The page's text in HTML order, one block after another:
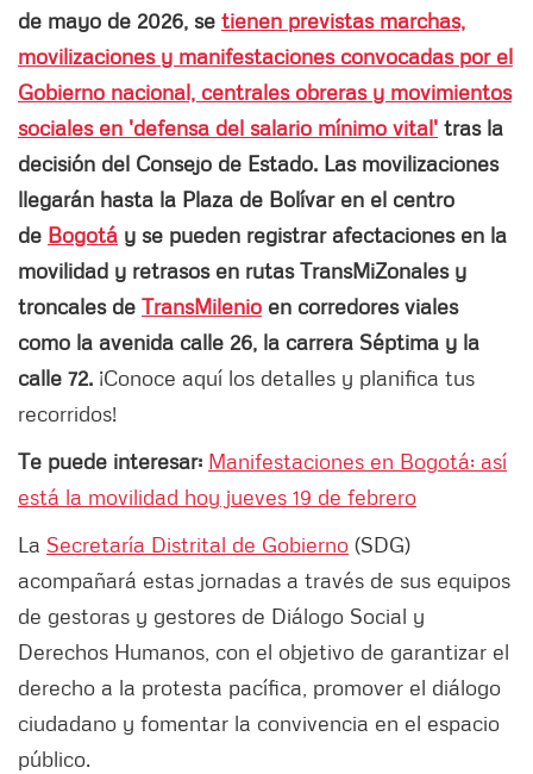
de mayo de 2026, se tienen previstas marchas,
movilizaciones y manifestaciones convocadas por el
Gobierno nacional, centrales obreras y movimientos
sociales en 'defensa del salario mínimo vital' tras la
decisión del Consejo de Estado. Las movilizaciones
llegarán hasta la Plaza de Bolívar en el centro
de Bogotá y se pueden registrar afectaciones en la
movilidad y retrasos en rutas TransMiZonales y
troncales de TransMilenio en corredores viales
como la avenida calle 26, la carrera Séptima y la
calle 72. ¡Conoce aquí los detalles y planifica tus
recorridos!
Te puede interesar: Manifestaciones en Bogotá: así
está la movilidad hoy jueves 19 de febrero
La Secretaría Distrital de Gobierno (SDG)
acompañará estas jornadas a través de sus equipos
de gestoras y gestores de Diálogo Social y
Derechos Humanos, con el objetivo de garantizar el
derecho a la protesta pacífica, promover el diálogo
ciudadano y fomentar la convivencia en el espacio
público.